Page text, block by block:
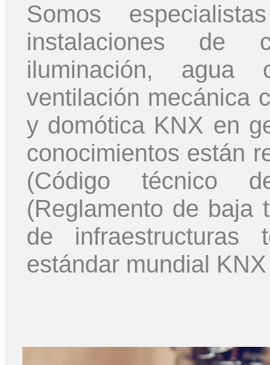
Somos
instalaciones de
iluminación, agua
ventilación mecánica
y domótica KNX en
conocimientos están
(Código técnico
(Reglamento de baja
de infraestructuras
estándar mundial